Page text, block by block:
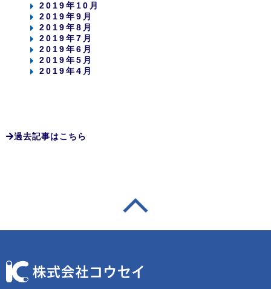
2019年10月
2019年9月
2019年8月
2019年7月
2019年6月
2019年5月
2019年4月
過去記事はこちら